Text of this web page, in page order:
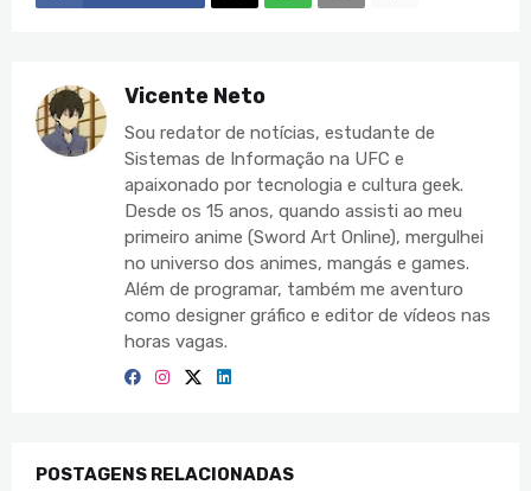
Vicente Neto
Sou redator de notícias, estudante de
Sistemas de Informação na UFC e
apaixonado por tecnologia e cultura geek.
Desde os 15 anos, quando assisti ao meu
primeiro anime (Sword Art Online), mergulhei
no universo dos animes, mangás e games.
Além de programar, também me aventuro
como designer gráfico e editor de vídeos nas
horas vagas.
POSTAGENS RELACIONADAS